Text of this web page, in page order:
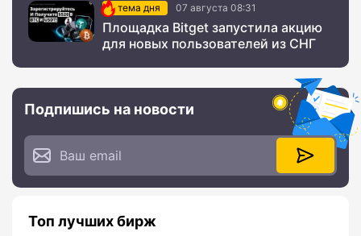
тема дня 07 августа 08:31
Площадка Bitget запустила акцию
для новых пользователей из СНГ
Подпишись на новости
Топ лучших бирж